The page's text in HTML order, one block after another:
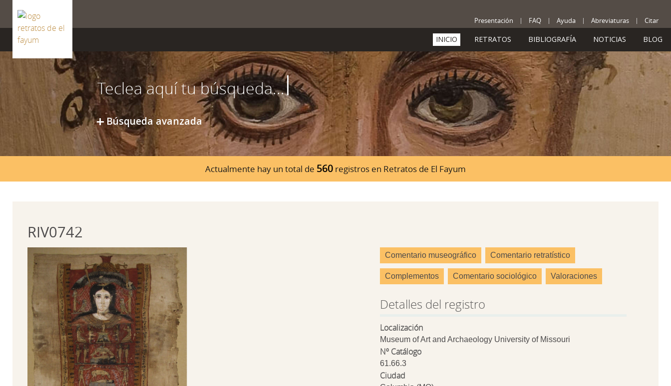
Presentación FAQ Ayuda Abreviaturas Citar
INICIO RETRATOS BIBLIOGRAFÍA NOTICIAS BLOG
Búsqueda avanzada
Actualmente hay un total de 560 registros en Retratos de El Fayum
RIV0742
Comentario museográfico Comentario retratístico
Complementos Comentario sociológico Valoraciones
Detalles del registro
Localización
Museum of Art and Archaeology University of Missouri
Nº Catálogo
61.66.3
Ciudad